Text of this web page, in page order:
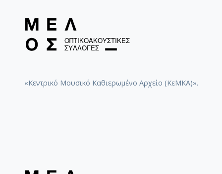
«Κεντρικό Μουσικό Καθιερωμένο Αρχείο (ΚεΜΚΑ)».